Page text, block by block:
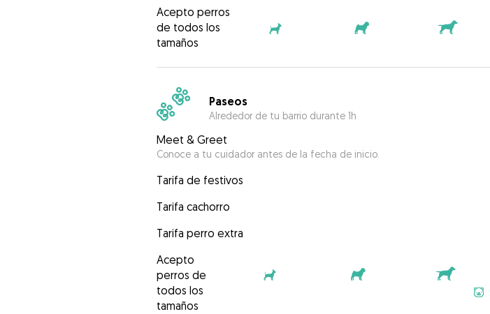
Acepto perros
de todos los
tamaños
Paseos
Alrededor de tu barrio durante 1h
Meet & Greet
Conoce a tu cuidador antes de la fecha de inicio.
Tarifa de festivos
Tarifa cachorro
Tarifa perro extra
Acepto
perros de
todos los
tamaños